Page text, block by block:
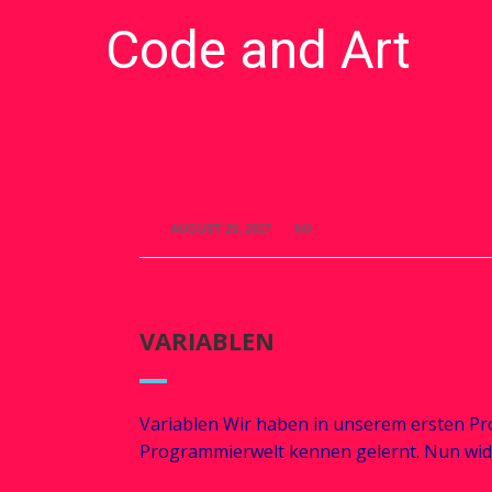
Code and Art
AUGUST 20, 2017 NO
VARIABLEN
Variablen Wir haben in unserem ersten
Programmierwelt kennen gelernt. Nun